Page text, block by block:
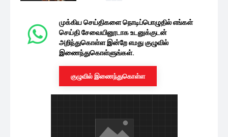
முக்கிய செய்திகளை நொடிப்பொழுதில் எங்கள்
செய்தி சேவையினூடாக உடனுக்குடன்
அறிந்துகொள்ள இன்றே எமது குழுவில்
இணைந்துகொள்ளுங்கள்.
குழுவில் இணைந்துகொள்ள